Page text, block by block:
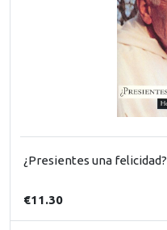
¿Presientes una felicidad?
€11.30